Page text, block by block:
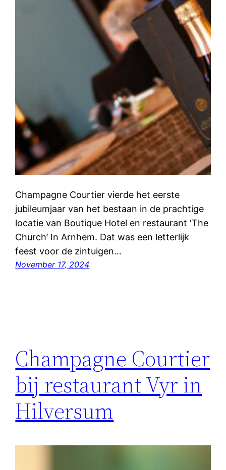
Champagne Courtier vierde het eerste
jubileumjaar van het bestaan in de prachtige
locatie van Boutique Hotel en restaurant ‘The
Church’ In Arnhem. Dat was een letterlijk
feest voor de zintuigen…
November 17, 2024
Champagne Courtier
bij restaurant Vyr in
Hilversum